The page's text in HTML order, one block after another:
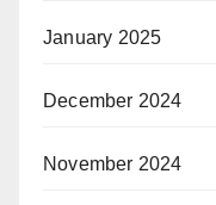
January 2025
December 2024
November 2024